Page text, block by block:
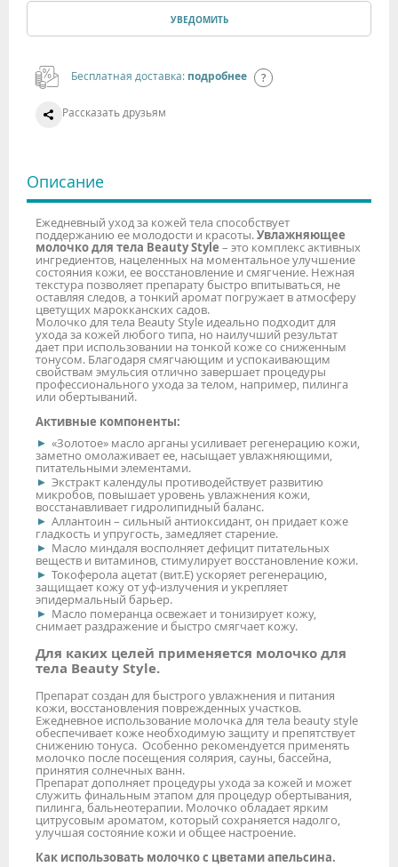
УВЕДОМИТЬ
Бесплатная доставка: подробнее
Рассказать друзьям
Описание
Ежедневный уход за кожей тела способствует
поддержанию ее молодости и красоты.Увлажняющее
молочко для тела Beauty Style – это комплекс активных
ингредиентов, нацеленных на моментальное улучшение
состояния кожи, ее восстановление и смягчение. Нежная
текстура позволяет препарату быстро впитываться, не
оставляя следов, а тонкий аромат погружает в атмосферу
цветущих марокканских садов.
Молочко для тела Beauty Style идеально подходит для
ухода за кожей любого типа, но наилучший результат
дает при использовании на тонкой коже со сниженным
тонусом. Благодаря смягчающим и успокаивающим
свойствам эмульсия отлично завершает процедуры
профессионального ухода за телом, например, пилинга
или обертываний.
Активные компоненты:
«Золотое» масло арганы усиливает регенерацию кожи,
заметно омолаживает ее, насыщает увлажняющими,
питательными элементами.
Экстракт календулы противодействует развитию
микробов, повышает уровень увлажнения кожи,
восстанавливает гидролипидный баланс.
Аллантоин – сильный антиоксидант, он придает коже
гладкость и упругость, замедляет старение.
Масло миндаля восполняет дефицит питательных
веществ и витаминов, стимулирует восстановление кожи.
Токоферола ацетат (вит.Е) ускоряет регенерацию,
защищает кожу от уф-излучения и укрепляет
эпидермальный барьер.
Масло померанца освежает и тонизирует кожу,
снимает раздражение и быстро смягчает кожу.
Для каких целей применяется молочко для
тела Beauty Style.
Препарат создан для быстрого увлажнения и питания
кожи, восстановления поврежденных участков.
Ежедневное использование молочка для тела beauty style
обеспечивает коже необходимую защиту и препятствует
снижению тонуса. Особенно рекомендуется применять
молочко после посещения солярия, сауны, бассейна,
принятия солнечных ванн.
Препарат дополняет процедуры ухода за кожей и может
служить финальным этапом для процедур обертывания,
пилинга, бальнеотерапии. Молочко обладает ярким
цитрусовым ароматом, который сохраняется надолго,
улучшая состояние кожи и общее настроение.
Как использовать молочко с цветами апельсина.